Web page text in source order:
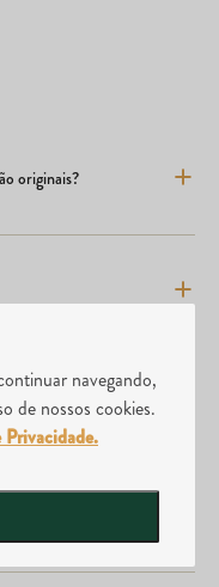
navegando,
de nossos cookies.
originais?
a troca?